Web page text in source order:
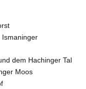
Ismaninger
dem Hachinger Tal
Moos